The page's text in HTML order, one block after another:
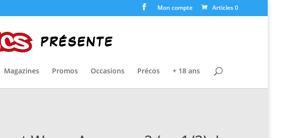
Mon compte Articles 0
Magazines Promos Occasions Précos + 18 ans